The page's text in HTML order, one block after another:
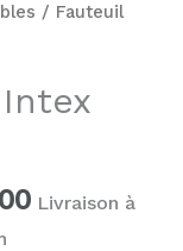
/ Fauteuil
Livraison à